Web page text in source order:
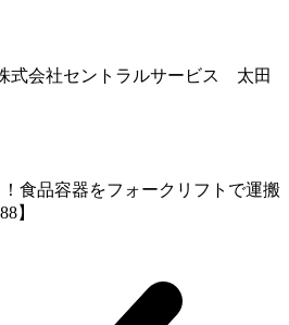
式会社セントラルサービス 太田
食品容器をフォークリフトで運搬
】